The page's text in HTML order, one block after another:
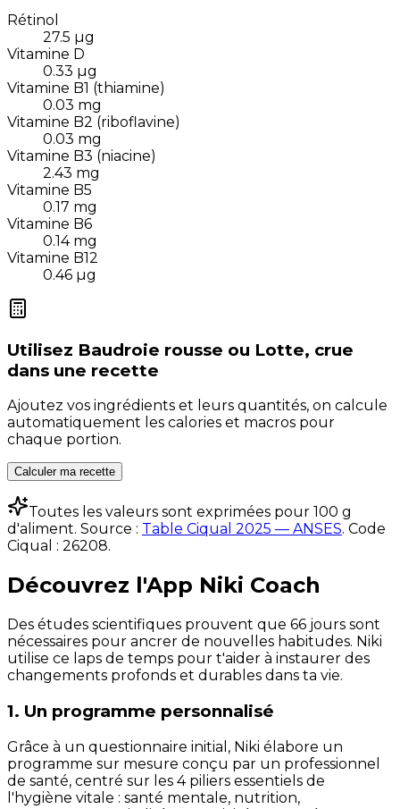
Rétinol
27.5 µg
Vitamine D
0.33 µg
Vitamine B1 (thiamine)
0.03 mg
Vitamine B2 (riboflavine)
0.03 mg
Vitamine B3 (niacine)
2.43 mg
Vitamine B5
0.17 mg
Vitamine B6
0.14 mg
Vitamine B12
0.46 µg
Utilisez Baudroie rousse ou Lotte, crue
dans une recette
Ajoutez vos ingrédients et leurs quantités, on calcule
automatiquement les calories et macros pour
chaque portion.
Calculer ma recette
Toutes les valeurs sont exprimées pour 100 g
d'aliment. Source : Table Ciqual 2025 — ANSES. Code
Ciqual : 26208.
Découvrez l'App Niki Coach
Des études scientifiques prouvent que 66 jours sont
nécessaires pour ancrer de nouvelles habitudes. Niki
utilise ce laps de temps pour t'aider à instaurer des
changements profonds et durables dans ta vie.
1. Un programme personnalisé
Grâce à un questionnaire initial, Niki élabore un
programme sur mesure conçu par un professionnel
de santé, centré sur les 4 piliers essentiels de
l'hygiène vitale : santé mentale, nutrition,